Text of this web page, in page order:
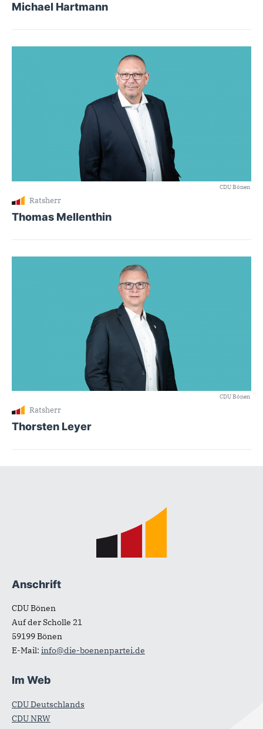
Michael Hartmann
CDU Bönen
Ratsherr
Thomas Mellenthin
CDU Bönen
Ratsherr
Thorsten Leyer
Anschrift
CDU Bönen
Auf der Scholle 21
59199Bönen
E-Mail: info@die-boenenpartei.de
Im Web
CDU Deutschlands
CDU NRW